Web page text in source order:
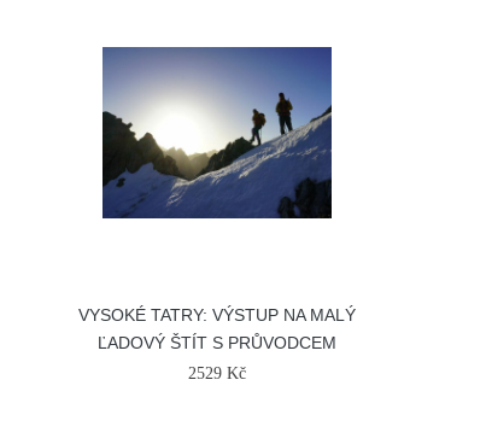
VYSOKÉ TATRY: VÝSTUP NA MALÝ
ĽADOVÝ ŠTÍT S PRŮVODCEM
2529 Kč